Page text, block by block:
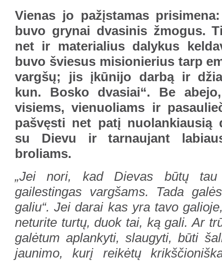
Vienas jo pažįstamas
buvo grynai dvasinis žmogus.
net ir materialius dalykus
buvo šviesus misionierius tarp
vargšų; jis įkūnijo darbą ir
kun. Bosko dvasiai“. Be
visiems, vienuoliams ir
pašvęsti net patį nuolankiausią
su Dievu ir tarnaujant
broliams.
„Jei nori, kad Dievas būtų tau
gailestingas vargšams. Tada
galiu“. Jei darai kas yra tavo
neturite turtų, duok tai, ką gali. Ar
galėtum aplankyti, slaugyti, būti
jaunimo, kurį reikėtų